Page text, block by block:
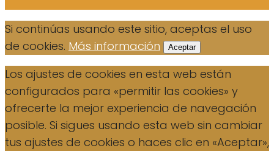
Si continúas usando este sitio, aceptas el uso
de cookies. Más información Aceptar
Los ajustes de cookies en esta web están
configurados para «permitir las cookies» y
ofrecerte la mejor experiencia de navegación
posible. Si sigues usando esta web sin cambiar
tus ajustes de cookies o haces clic en «Aceptar»,